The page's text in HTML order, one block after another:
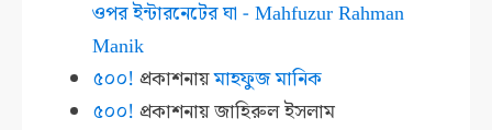
ওপর ইন্টারনেটের ঘা - Mahfuzur Rahman
Manik
৫০০! প্রকাশনায়মাহফুজ মানিক
৫০০! প্রকাশনায়জাহিরুল ইসলাম